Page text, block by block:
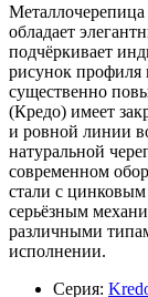
обладает
подчёркивает
рисунок профиля
существенно
(Кредо) имеет
и ровной линии
натуральной
современном
стали с
серьёзным
различными
исполнении.
Серия: